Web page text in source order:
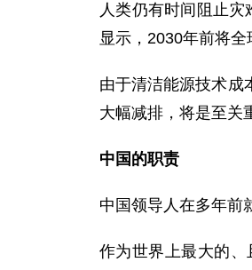
人类仍有时间阻止
显示，2030年前将全
由于清洁能源技术成
大幅减排，将是至关
中国的职责
中国领导人在多年前
作为世界上最大的